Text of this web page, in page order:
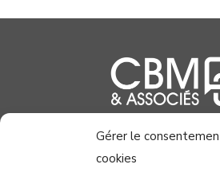
Gérer le
cookies
04 99 58 37 40